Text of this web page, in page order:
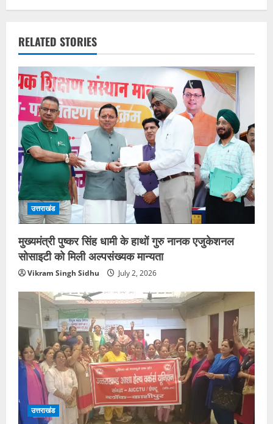
RELATED STORIES
उत्तराखंड
मुख्यमंत्री पुष्कर सिंह धामी के हाथों गुरु नानक एजुकेशनल
सोसाइटी को मिली अल्पसंख्यक मान्यता
Vikram Singh Sidhu July 2, 2026
उत्तराखंड